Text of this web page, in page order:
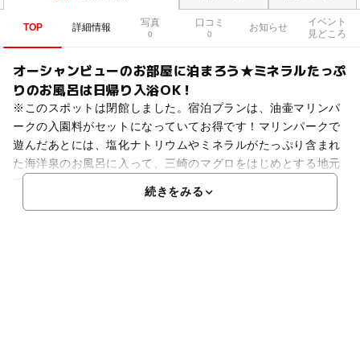
TOP 詳細情報 写真
0
口コミ
0
お知らせ
イベント
見どころ
オーシャンビューのお部屋に泊まろう★ミネラルたっぷ
りのお風呂は日帰り入浴OK！
※このスポットは閉館しました。宿泊プランは、油壷マリンパ
ークの入園料がセットになっていてお得です！マリンパークで
遊んだあとには、塩化ナトリウムやミネラルがたっぷり含まれ
た海洋泉のお風呂に入って、三崎のマグロをはじめとする地元
でとれた新鮮な魚介類や野菜を使ったメニューでお腹いっぱい
続きをみる